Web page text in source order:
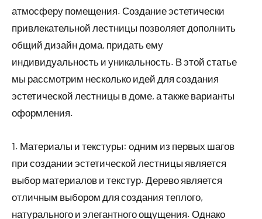
атмосферу помещения. Создание эстетически
привлекательной лестницы позволяет дополнить
общий дизайн дома, придать ему
индивидуальность и уникальность. В этой статье
мы рассмотрим несколько идей для создания
эстетической лестницы в доме, а также варианты
оформления.
1. Материалы и текстуры: одним из первых шагов
при создании эстетической лестницы является
выбор материалов и текстур. Дерево является
отличным выбором для создания теплого,
натурального и элегантного ощущения. Однако